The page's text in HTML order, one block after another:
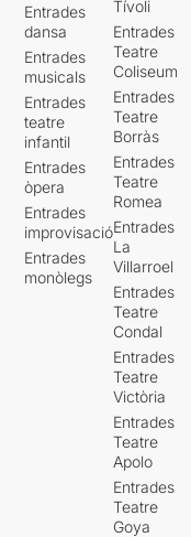
Entrades
dansa
Entrades
musicals
Entrades
teatre
infantil
Entrades
òpera
Entrades
improvisació
Entrades
monòlegs
Tívoli
Entrades
Teatre
Coliseum
Entrades
Teatre
Borràs
Entrades
Teatre
Romea
Entrades
La
Villarroel
Entrades
Teatre
Condal
Entrades
Teatre
Victòria
Entrades
Teatre
Apolo
Entrades
Teatre
Goya